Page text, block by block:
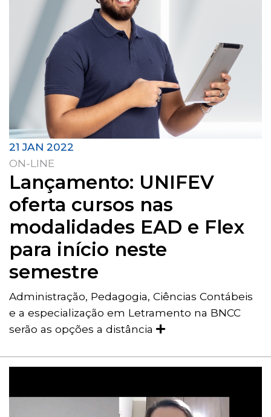
21 JAN 2022
ON-LINE
Lançamento: UNIFEV
oferta cursos nas
modalidades EAD e Flex
para início neste
semestre
Administração, Pedagogia, Ciências Contábeis
e a especialização em Letramento na BNCC
serão as opções a distância